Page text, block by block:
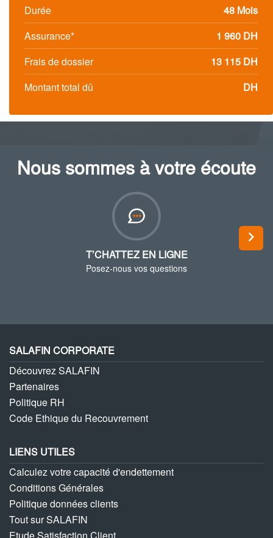
Durée
48 Mois
Assurance*
1 960 DH
Frais de dossier
13 115 DH
Montant total dû
DH
Nous sommes à votre écoute
T’CHATTEZ EN LIGNE
Posez-nous vos questions
Next
SALAFIN CORPORATE
Découvrez SALAFIN
Partenaires
Politique RH
Code Ethique du Recouvrement
LIENS UTILES
Calculez votre capacité d'endettement
Conditions Générales
Politique données clients
Tout sur SALAFIN